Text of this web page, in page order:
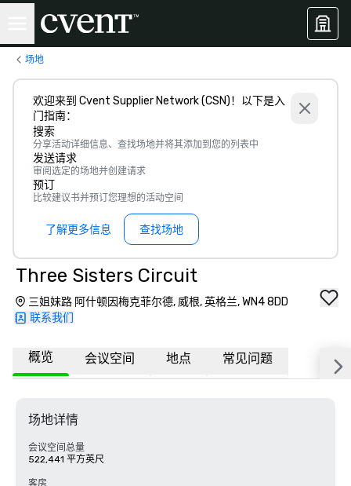
场地
欢迎来到 Cvent Supplier Network (CSN)！以下是入
门指南：
搜索
分享活动详细信息、查找场地并将其添加到您的列表中
发送请求
审阅选定的场地并创建请求
预订
比较建议书并预订您理想的活动空间
了解更多信息 查找场地
Three Sisters Circuit
三姐妹路 阿什顿因梅克菲尔德, 威根, 英格兰, WN4 8DD
联系我们
概览 会议空间 地点 常见问题
场地详情
会议空间总量
522,441 平方英尺
客房